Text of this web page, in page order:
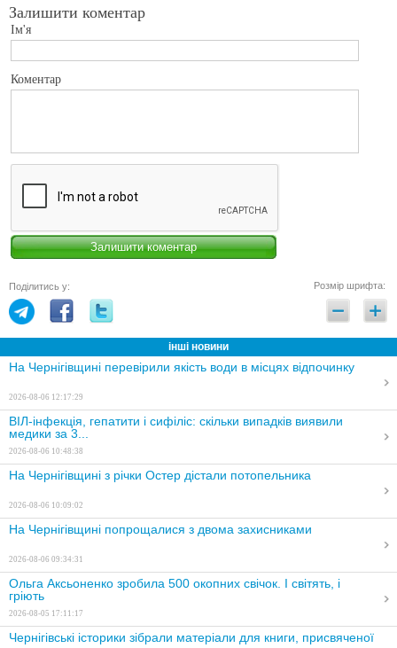
Залишити коментар
Ім'я
Коментар
Поділитись у: Розмір шрифта:
інші новини
На Чернігівщині перевірили якість води в місцях відпочинку
2026-08-06 12:17:29
ВІЛ-інфекція, гепатити і сифіліс: скільки випадків виявили
медики за 3...
2026-08-06 10:48:38
На Чернігівщині з річки Остер дістали потопельника
2026-08-06 10:09:02
На Чернігівщині попрощалися з двома захисниками
2026-08-06 09:34:31
Ольга Аксьоненко зробила 500 окопних свічок. І світять, і
гріють
2026-08-05 17:11:17
Чернігівські історики зібрали матеріали для книги, присвяченої